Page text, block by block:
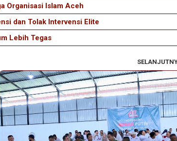
Organisasi Islam Aceh
dan Tolak Intervensi Elite
Lebih Tegas